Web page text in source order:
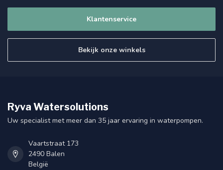
Klantenservice
Bekijk onze winkels
Ryva Watersolutions
Uw specialist met meer dan 35 jaar ervaring in waterpompen.
Vaartstraat 173
2490 Balen
België